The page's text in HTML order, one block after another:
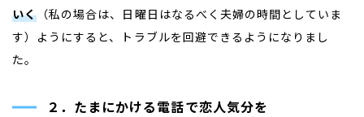
いく （私の場合は、日曜日はなるべく夫婦の時間としていま
す）ようにすると、トラブルを回避できるようになりまし
た。
２．たまにかける電話で恋人気分を